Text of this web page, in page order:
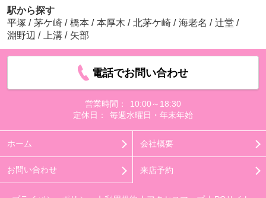
駅から探す
平塚 / 茅ケ崎 / 橋本 / 本厚木 / 北茅ケ崎 / 海老名 / 辻堂 /
淵野辺 / 上溝 / 矢部
電話でお問い合わせ
営業時間：
10:00～18:30
定休日：
毎週水曜日・年末年始
ホーム 会社概要
お問い合わせ 来店予約